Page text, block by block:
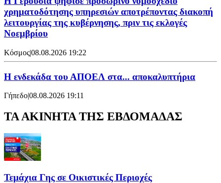
χρηματοδότησης υπηρεσιών αποτρέποντας διακοπή
λειτουργίας της κυβέρνησης, πριν τις εκλογές
Νοεμβρίου
Κόσμος|08.08.2026 19:22
Η ενδεκάδα του ΑΠΟΕΛ στα... αποκαλυπτήρια
Γήπεδο|08.08.2026 19:11
ΤΑ ΑΚΙΝΗΤΑ ΤΗΣ ΕΒΔΟΜΑΔΑΣ
Τεμάχια Γης σε Οικιστικές Περιοχές